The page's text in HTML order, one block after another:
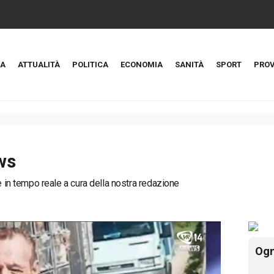
ATTUALITÀ POLITICA ECONOMIA SANITÀ SPORT
in tempo reale a cura della nostra redazione